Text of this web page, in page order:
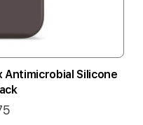
Antimicrobial Silicone